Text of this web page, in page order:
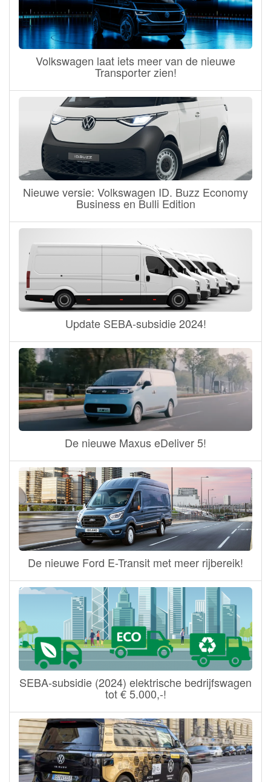
Volkswagen laat iets meer van de nieuwe
Transporter zien!
Nieuwe versie: Volkswagen ID. Buzz Economy
Business en Bulli Edition
Update SEBA-subsidie 2024!
De nieuwe Maxus eDeliver 5!
De nieuwe Ford E-Transit met meer rijbereik!
SEBA-subsidie (2024) elektrische bedrijfswagen
tot € 5.000,-!